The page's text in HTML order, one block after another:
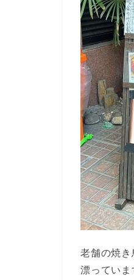
老舗の焼
漂ってい